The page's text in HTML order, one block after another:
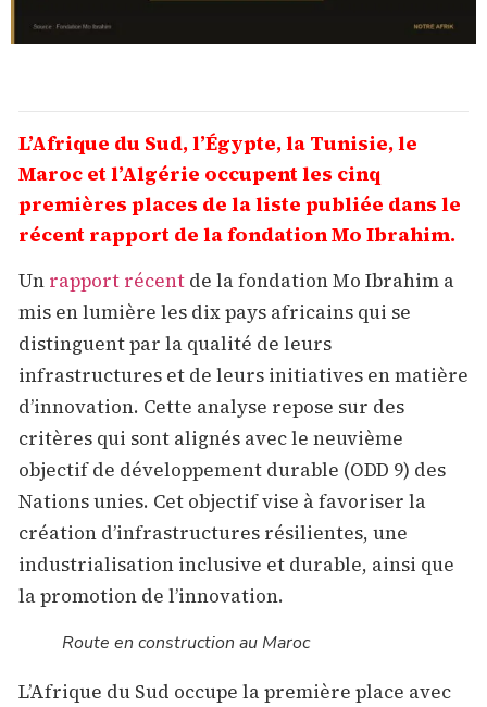
L’Afrique du Sud, l’Égypte, la Tunisie, le
Maroc et l’Algérie occupent les cinq
premières places de la liste publiée dans le
récent rapport de la fondation Mo Ibrahim.
Un rapport récent de la fondation Mo Ibrahim a
mis en lumière les dix pays africains qui se
distinguent par la qualité de leurs
infrastructures et de leurs initiatives en matière
d’innovation. Cette analyse repose sur des
critères qui sont alignés avec le neuvième
objectif de développement durable (ODD 9) des
Nations unies. Cet objectif vise à favoriser la
création d’infrastructures résilientes, une
industrialisation inclusive et durable, ainsi que
la promotion de l’innovation.
Route en construction au Maroc
L’Afrique du Sud occupe la première place avec